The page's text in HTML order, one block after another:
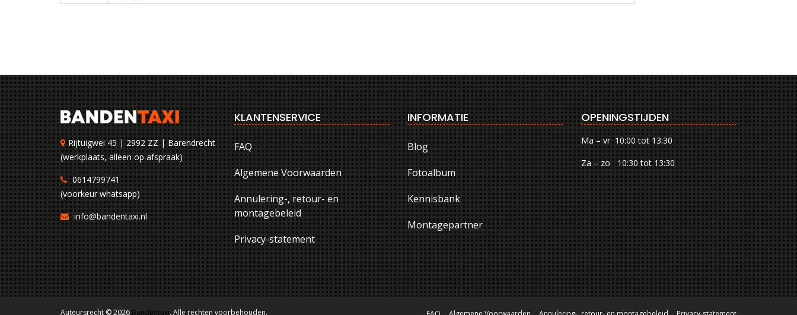
Rijtuigwei 45 | 2992 ZZ | Barendrecht
(werkplaats, alleen op afspraak)
0614799741
(voorkeur whatsapp)
info@bandentaxi.nl
KLANTENSERVICE
FAQ
Algemene Voorwaarden
Annulering-, retour- en
montagebeleid
Privacy-statement
INFORMATIE
Blog
Fotoalbum
Kennisbank
Montagepartner
OPENINGSTIJDEN
Ma – vr 10:00 tot 13:30
Za – zo 10:30 tot 13:30
Auteursrecht © 2026 Bandentaxi. Alle rechten voorbehouden.